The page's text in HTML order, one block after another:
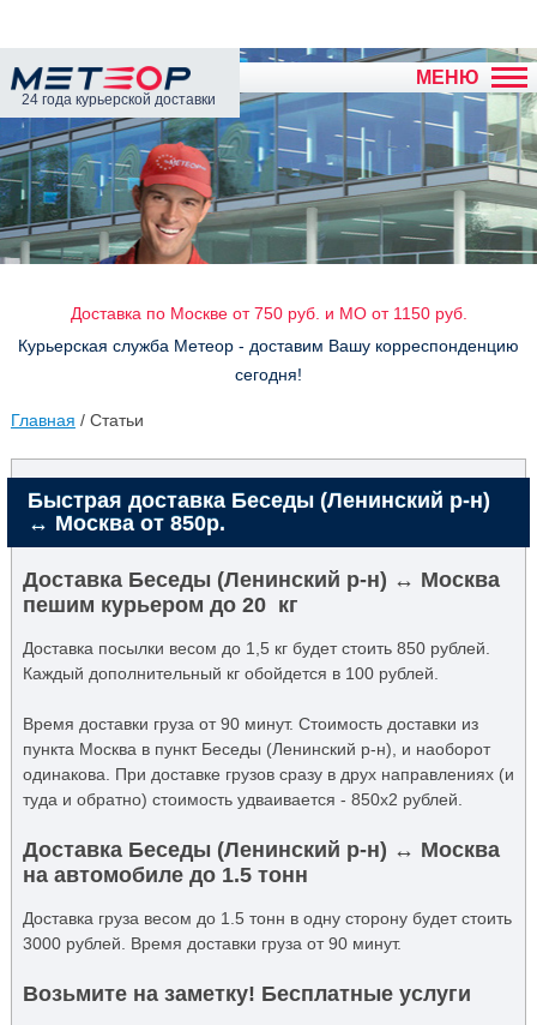
24 года курьерской доставки
МЕНЮ
Доставка по Москве от 750 руб. и МО от 1150 руб.
Курьерская служба Метеор - доставим Вашу корреспонденцию
сегодня!
Главная / Статьи
Быстрая доставка Беседы (Ленинский р-н)
↔ Москва от 850р.
Доставка Беседы (Ленинский р-н) ↔ Москва
пешим курьером до 20 кг
Доставка посылки весом до 1,5 кг будет стоить 850 рублей.
Каждый дополнительный кг обойдется в 100 рублей.
Время доставки груза от 90 минут. Стоимость доставки из
пункта Москва в пункт Беседы (Ленинский р-н), и наоборот
одинакова. При доставке грузов сразу в друх направлениях (и
туда и обратно) стоимость удваивается - 850x2 рублей.
Доставка Беседы (Ленинский р-н) ↔ Москва
на автомобиле до 1.5 тонн
Доставка груза весом до 1.5 тонн в одну сторону будет стоить
3000 рублей. Время доставки груза от 90 минут.
Возьмите на заметку! Бесплатные услуги